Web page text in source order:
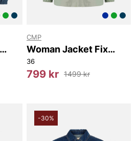
CMP
Woman Jacket Fix
Hood
36
799 kr 1499 kr
-30%